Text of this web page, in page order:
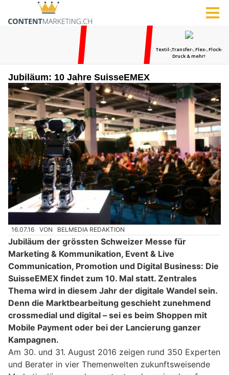
Jubiläum: 10 Jahre SuisseEMEX
16.07.16 VON BELMEDIA REDAKTION
Jubiläum der grössten Schweizer Messe für
Marketing & Kommunikation, Event & Live
Communication, Promotion und Digital Business: Die
SuisseEMEX findet zum 10. Mal statt. Zentrales
Thema wird in diesem Jahr der digitale Wandel sein.
Denn die Marktbearbeitung geschieht zunehmend
crossmedial und digital – sei es beim Shoppen mit
Mobile Payment oder bei der Lancierung ganzer
Kampagnen.
Am 30. und 31. August 2016 zeigen rund 350 Experten
und Berater in vier Themenwelten zukunftsweisende